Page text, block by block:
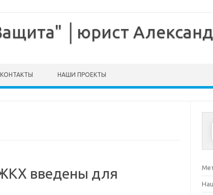
│юрист
КОНТАКТЫ НАШИ ПРОЕКТЫ
введены для